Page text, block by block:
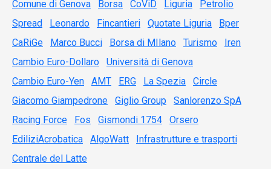
Comune di Genova
Borsa CoViD Liguria
Petrolio
Spread
Leonardo Fincantieri Quotate Liguria
Bper
CaRiGe
Marco Bucci Borsa di MIlano Turismo
Iren
Cambio Euro-Dollaro
Università di Genova
Cambio Euro-Yen
AMT ERG La Spezia
Circle
Giacomo Giampedrone
Giglio Group
Sanlorenzo SpA
Racing Force
Fos Gismondi 1754
Orsero
EdiliziAcrobatica
AlgoWatt
Infrastrutture e trasporti
Centrale del Latte